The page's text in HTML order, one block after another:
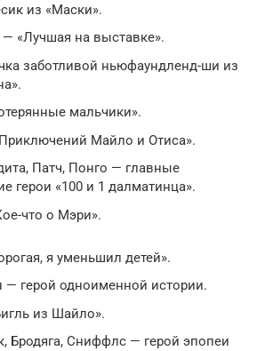
из «Маски».
«Лучшая на выставке».
заботливой ньюфаундленд-ши из
мальчики».
Майло и Отиса».
Патч, Понго — главные
герои «100 и 1 далматинца».
что о Мэри».
я уменьшил детей».
— герой одноименной истории.
из Шайло».
Бродяга, Сниффлс — герой эпопеи